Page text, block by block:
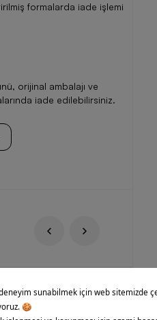
formalarda iade işlemi
orijinal ambalajı ve
iade edilebilirsiniz.